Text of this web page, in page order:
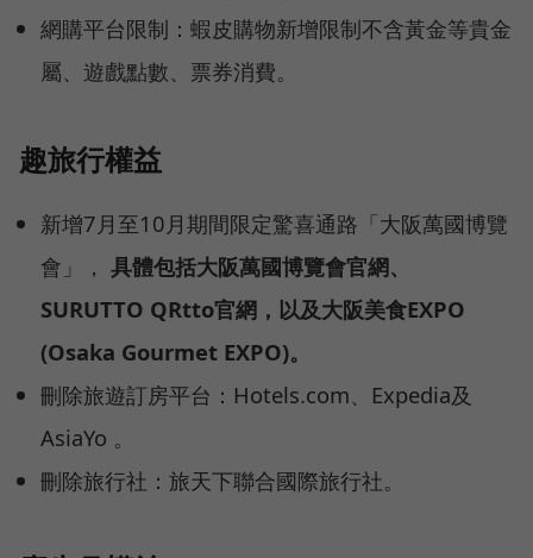
網購平台限制：蝦皮購物新增限制不含黃金等貴金
屬、遊戲點數、票券消費。
趣旅行權益
新增7月至10月期間限定驚喜通路「大阪萬國博覽
會」，具體包括大阪萬國博覽會官網、
SURUTTO QRtto官網，以及大阪美食EXPO
(Osaka Gourmet EXPO)。
刪除旅遊訂房平台：Hotels.com、Expedia及
AsiaYo 。
刪除旅行社：旅天下聯合國際旅行社。